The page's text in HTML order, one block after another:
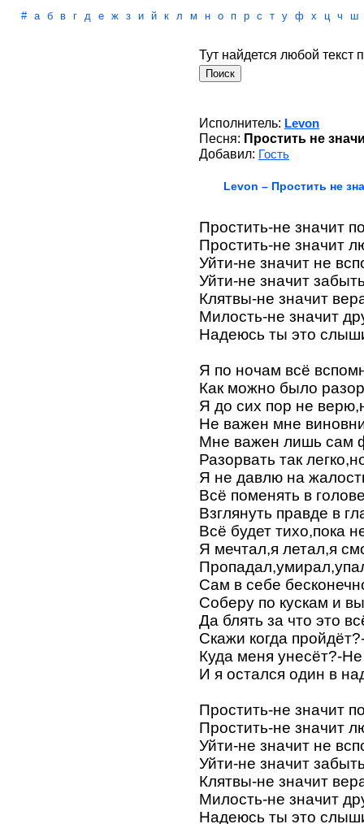
# а б в г д е ж з и й к л м н о п р с т у ф х ц ч ш
Тут найдется любой текст
Исполнитель: Levon
Песня: Простить не
Добавил: Гость
Levon – Простить не
Простить-не значит
Простить-не значит
Уйти-не значит не
Уйти-не значит
Клятвы-не значит
Милость-не значит
Надеюсь ты это
Я по ночам всё
Как можно было
Я до сих пор не
Не важен мне
Мне важен лишь сам
Разорвать так
Я не давлю на
Всё поменять в
Взглянуть правде в
Всё будет тихо,пока
Я мечтал,я летал,я
Сам в себе
Соберу по кускам и
Да блять за что это
Скажи когда
Куда меня унесёт?-
И я остался один в
Простить-не значит
Простить-не значит
Уйти-не значит не
Уйти-не значит
Клятвы-не значит
Милость-не значит
Надеюсь ты это